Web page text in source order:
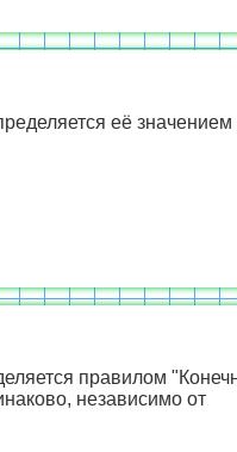
её значением
правилом
независимо от